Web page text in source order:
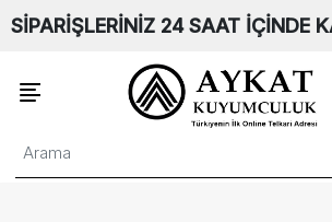
SİPARİŞLERİNİZ 24 SAAT İÇİNDE